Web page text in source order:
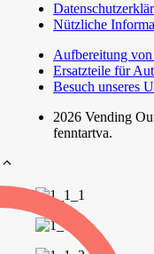
Nützliche
Aufbereitung
Ersatzteile für
Besuch unseres
2026 Vending
fenntartva.